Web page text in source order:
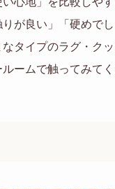
が良い」「硬めで
タイプのラグ・ク
ームで触ってみてく